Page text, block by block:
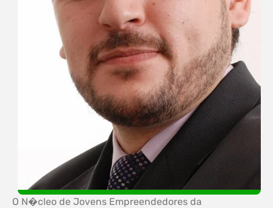
O N�cleo de Jovens Empreendedores da